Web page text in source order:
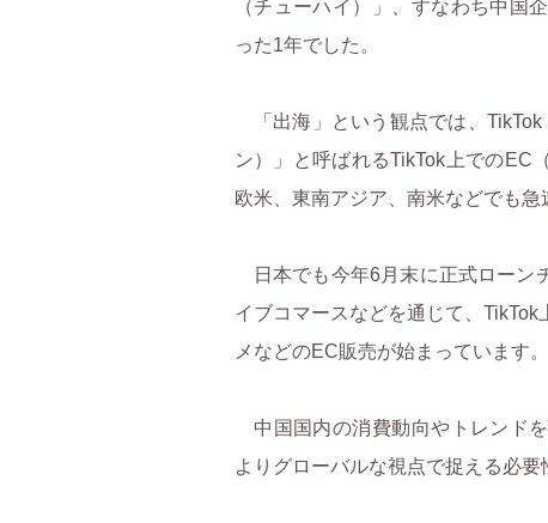
（チューハイ）」、すなわち中国
った1年でした。
「出海」という観点では、TikTok
ン）」と呼ばれるTikTok上でのEC
欧米、東南アジア、南米などでも急
日本でも今年6月末に正式ローン
イブコマースなどを通じて、
メなどのEC販売が始まっています。
中国国内の消費動向やトレンド
よりグローバルな視点で捉える必要